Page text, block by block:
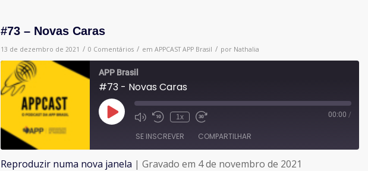
#73 – Novas Caras
13 de dezembro de 2021 / 0 Comentários / em APPCAST APP Brasil / por Nathalia
APP Brasil
#73 - Novas Caras
Reproduzir
episódio
1x 00:00 /
SE INSCREVER COMPARTILHAR
Reproduzir numa nova janela | Gravado em 4 de novembro de 2021